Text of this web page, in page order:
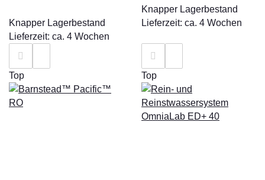
Knapper Lagerbestand
Lieferzeit: ca. 4 Wochen
Knapper Lagerbestand
Lieferzeit: ca. 4 Wochen
Top Top